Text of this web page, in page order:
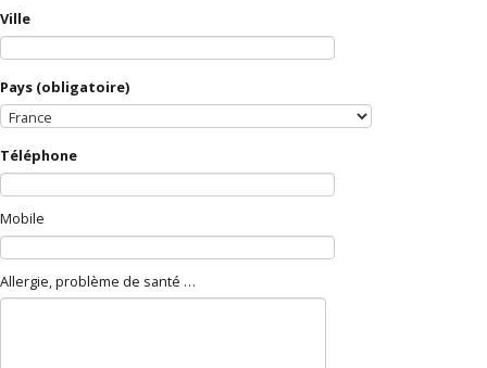
Ville
Pays (obligatoire)
Téléphone
Mobile
Allergie, problème de santé ou autre